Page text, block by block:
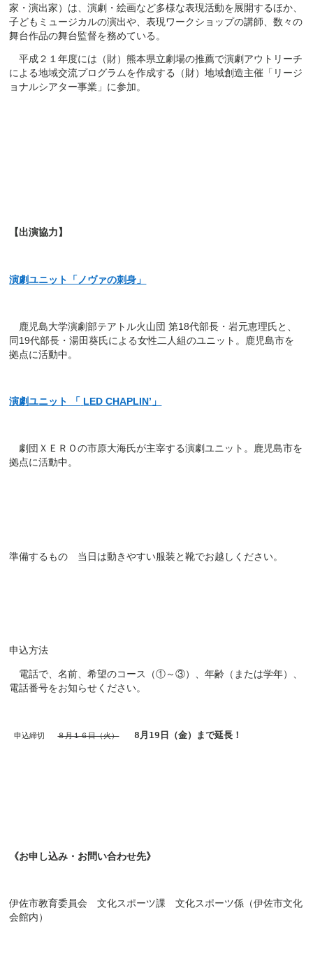
家・演出家）は、演劇・絵画など多様な表現活動を展開するほか、
子どもミュージカルの演出や、表現ワークショップの講師、数々の
舞台作品の舞台監督を務めている。
平成２１年度には（財）熊本県立劇場の推薦で演劇アウトリーチ
による地域交流プログラムを作成する（財）地域創造主催「リージ
ョナルシアター事業」に参加。
【出演協力】
演劇ユニット「ノヴァの刺身」
鹿児島大学演劇部テアトル火山団 第18代部長・岩元恵理氏と、
同19代部長・湯田葵氏による女性二人組のユニット。鹿児島市を
拠点に活動中。
演劇ユニット 「 LED CHAPLIN’」
劇団ＸＥＲＯの市原大海氏が主宰する演劇ユニット。鹿児島市を
拠点に活動中。
準備するもの 当日は動きやすい服装と靴でお越しください。
申込方法
電話で、名前、希望のコース（①～③）、年齢（または学年）、
電話番号をお知らせください。
申込締切８月１６日（火） 8月19日（金）まで延長！
《お申し込み・お問い合わせ先》
伊佐市教育委員会 文化スポーツ課 文化スポーツ係（伊佐市文化
会館内）